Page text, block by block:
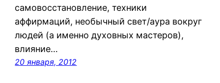
самовосстановление, техники
аффирмаций, необычный свет/аура вокруг
людей (а именно духовных мастеров),
влияние…
20 января, 2012